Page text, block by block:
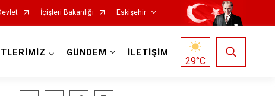
İçişleri Bakanlığı Eskişehir
GÜNDEM İLETİŞİM
29°C